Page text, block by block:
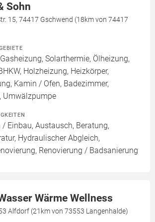
Sohn
15, 74417 Gschwend (18km von 74417
Solarthermie, Ölheizung,
Holzheizung, Heizkörper,
Kamin / Ofen, Badezimmer,
Umwälzpumpe
Einbau, Austausch, Beratung,
Hydraulischer Abgleich,
Renovierung / Badsanierung
Wärme Wellness
Alfdorf (21km von 73553 Langenhalde)